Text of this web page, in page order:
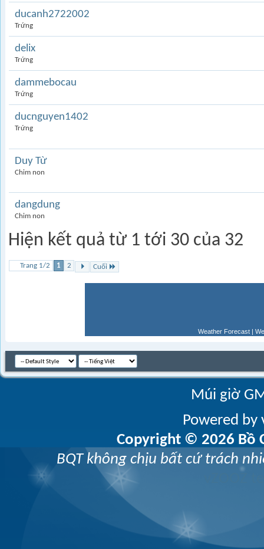
ducanh2722002
Trứng
delix
Trứng
dammebocau
Trứng
ducnguyen1402
Trứng
Duy Từ
Chim non
dangdung
Chim non
Hiện kết quả từ 1 tới 30 của 32
Trang 1/2 1 2 Cuối
Weather Forecast |
Múi giờ
Powered
Copyright © 2026 Bồ
BQT không chịu bất cứ trách